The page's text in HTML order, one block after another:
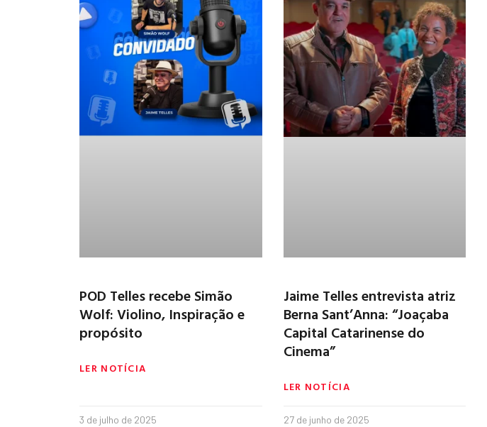
POD Telles recebe Simão
Wolf: Violino, Inspiração e
propósito
LER NOTÍCIA
3 de julho de 2025
Jaime Telles entrevista atriz
Berna Sant’Anna: “Joaçaba
Capital Catarinense do
Cinema”
LER NOTÍCIA
27 de junho de 2025